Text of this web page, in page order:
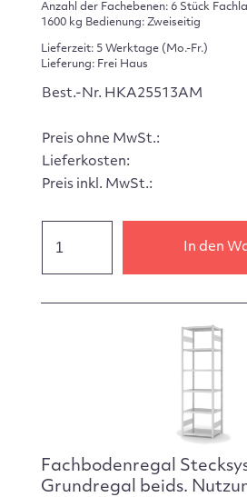
Anzahl der Fachebenen: 6 Stück
1600 kg Bedienung: Zweiseitig
Lieferzeit: 5 Werktage (Mo.-Fr.)
Lieferung: Frei Haus
Best.-Nr. HKA25513AM
Preis ohne MwSt.:
Lieferkosten:
Preis inkl. MwSt.:
In den
Fachbodenregal
Grundregal beids.